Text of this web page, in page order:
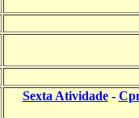
Sexta Atividade-